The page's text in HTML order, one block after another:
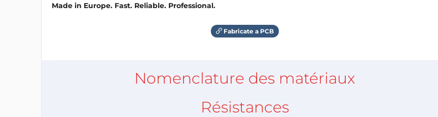
Made in Europe. Fast. Reliable. Professional.
Fabricate a PCB
Nomenclature des matériaux
Résistances